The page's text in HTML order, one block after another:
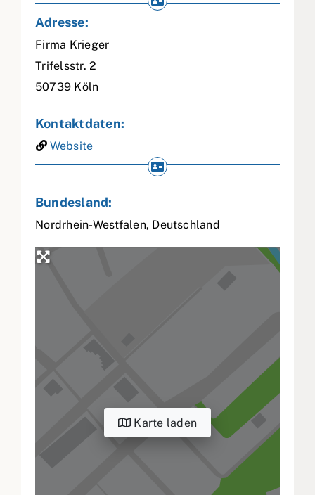
Adresse:
Firma Krieger
Trifelsstr. 2
50739 Köln
Kontaktdaten:
Website
Bundesland:
Nordrhein-Westfalen, Deutschland
Karte laden